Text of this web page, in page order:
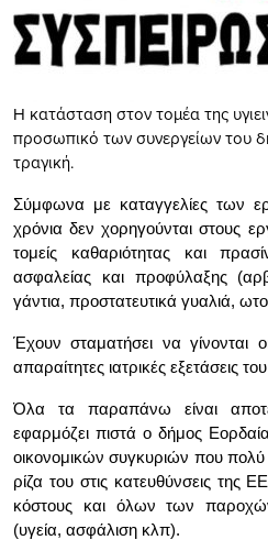
Η κατάσταση στον τομέα της
προσωπικό των συνεργείων του
τραγική.
Σύμφωνα με καταγγελίες των
χρόνια δεν χορηγούνται στους
τομείς καθαριότητας και
ασφαλείας και προφύλαξης
γάντια, προστατευτικά γυαλιά,
Έχουν σταματήσει να γίνονται
απαραίτητες ιατρικές εξετάσεις
Όλα τα παραπάνω είναι
εφαρμόζει πιστά ο δήμος
οικονομικών συγκυριών που πολύ
ρίζα του στις κατευθύνσεις της
κόστους και όλων των
(υγεία, ασφάλιση κλπ).